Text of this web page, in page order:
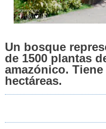
Un bosque
de 1500 plantas
amazónico.
hectáreas.